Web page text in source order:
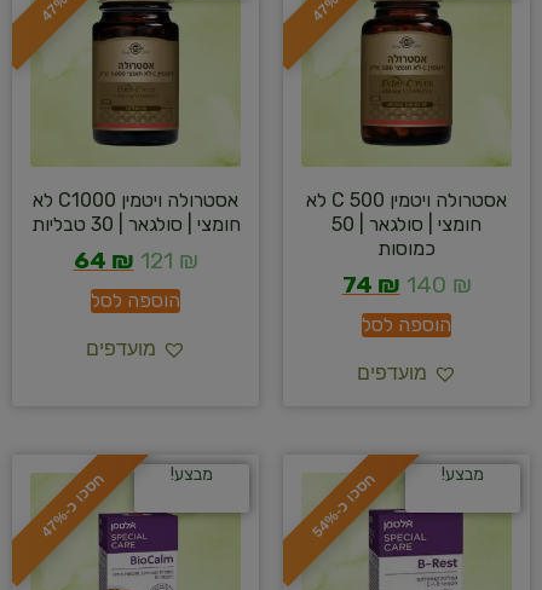
ס
כ
ו
כ
-
4
7
אסטרולה ויטמין C 500 לא
חומצי | סולגאר | 50
כמוסות
140 ₪
74 ₪
הוספה לסל
מועדפים
ס
כ
ו
כ
-
4
7
אסטרולה ויטמין C1000 לא
חומצי | סולגאר | 30 טבליות
121 ₪
64 ₪
הוספה לסל
מועדפים
ח
ס
כ
ו
כ
-
5
4
% מבצע! ח
ס
כ
ו
כ
-
4
7
% מבצע!